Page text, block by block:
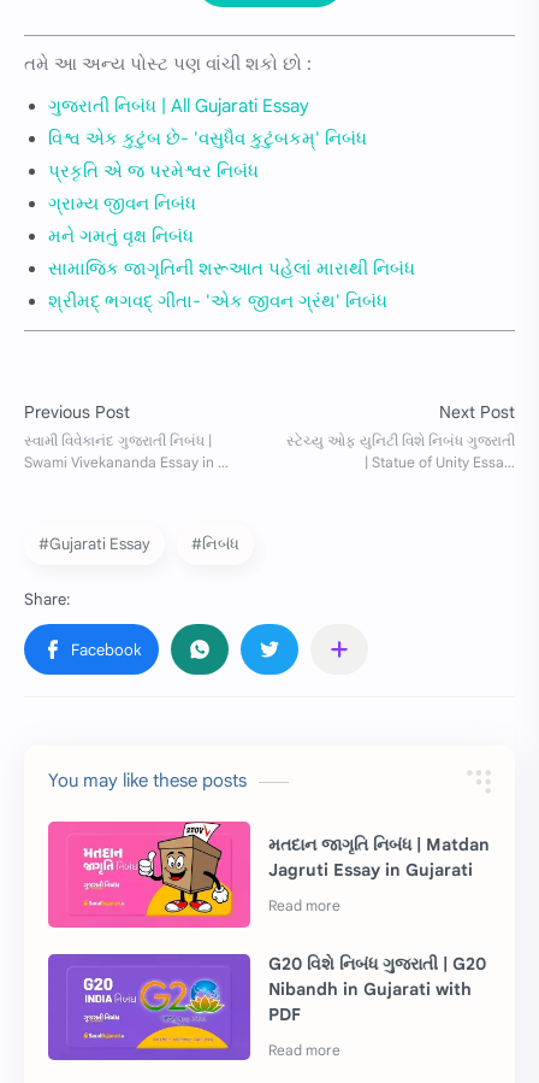
તમે આ અન્ય પોસ્ટ પણ વાંચી શકો છો :
ગુજરાતી નિબંધ | All Gujarati Essay
વિશ્વ એક કુટુંબ છે- 'વસુધૈવ કુટુંબકમ્' નિબંધ
પ્રકૃતિ એ જ પરમેશ્વર નિબંધ
ગ્રામ્ય જીવન નિબંધ
મને ગમતું વૃક્ષ નિબંધ
સામાજિક જાગૃતિની શરૂઆત પહેલાં મારાથી નિબંધ
શ્રીમદ્ ભગવદ્ ગીતા- 'એક જીવન ગ્રંથ' નિબંધ
#Gujarati Essay #નિબંધ
You may like these posts
મતદાન જાગૃતિ નિબંધ | Matdan
Jagruti Essay in Gujarati
G20 વિશે નિબંધ ગુજરાતી | G20
Nibandh in Gujarati with
PDF